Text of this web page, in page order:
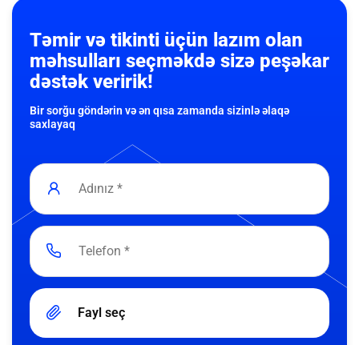
Təmir və tikinti üçün lazım olan
məhsulları seçməkdə sizə peşəkar
dəstək veririk!
Bir sorğu göndərin və ən qısa zamanda sizinlə əlaqə
saxlayaq
Fayl seç